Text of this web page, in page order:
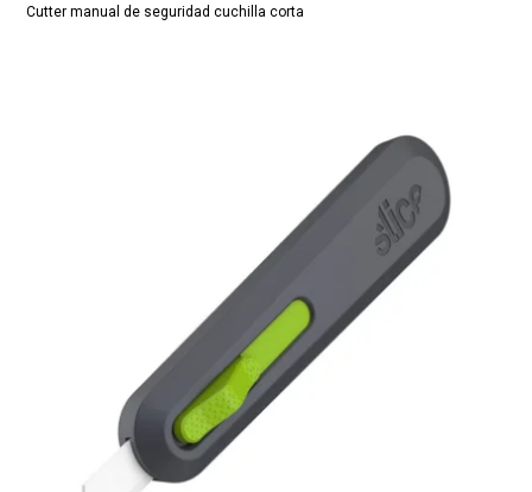
Cutter manual de seguridad cuchilla corta